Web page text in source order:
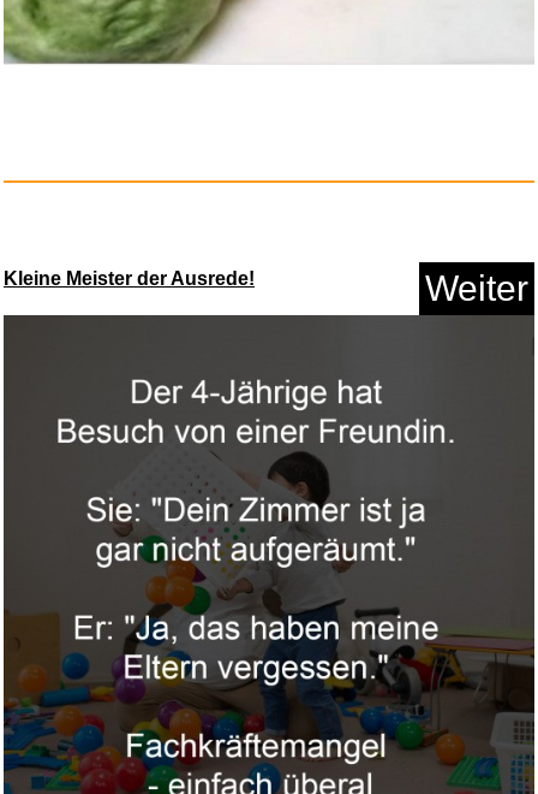
ATiAP Titan-Notfallpfeife - 12...
Aboriginal Plant Use in Canada...
Anzeige
Kleine Meister der Ausrede! Weiter